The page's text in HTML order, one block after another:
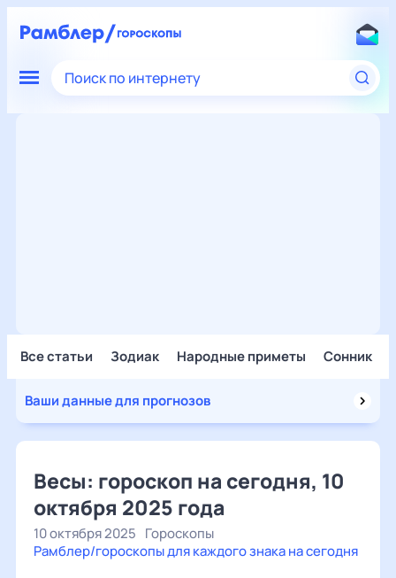
Поиск по интернету
Все статьи Зодиак Народные приметы Сонник
Ваши данные для прогнозов
Весы: гороскоп на сегодня, 10
октября 2025 года
10 октября 2025 Гороскопы
Рамблер/гороскопы для каждого знака на сегодня